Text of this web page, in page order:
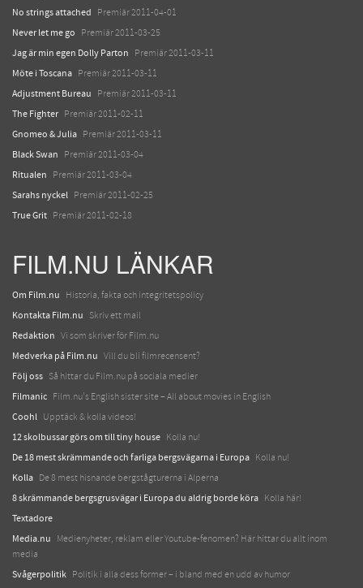
No strings attached Premiär 2011-04-01
Never let me go Premiär 2011-03-25
Jag är min egen Dolly Parton Premiär 2011-03-11
Möte i Toscana Premiär 2011-03-11
Adjustment Bureau Premiär 2011-03-11
The Fighter Premiär 2011-02-11
Gnomeo & Julia Premiär 2011-03-11
Black Swan Premiär 2011-03-04
Ritualen Premiär 2011-03-04
Sarahs nyckel Premiär 2011-02-25
True Grit Premiär 2011-02-18
FILM.NU LÄNKAR
Om Film.nu Historia, fakta och integritetspolicy
Kontakta Film.nu Skriv ett mail
Redaktion Vi som skriver för Film.nu
Medverka på Film.nu Vill du bli filmrecensent?
Följ oss Så hittar du Film.nu på sociala medier
Filmanic Film.nu's English sister site – All about movies in English
Coohl Upptäck & kolla videos!
12 skolbussar görs om till tiny house Kolla nu!
De 18 mest skrämmande och farliga bergsvägarna i Europa Kolla nu!
Kolla De 8 mest hisnande bergstågturerna i Alperna
8 skrämmande bergsgrusvägar i Europa du aldrig borde köra Kolla här!
Textadore
Media.nu
Medienyheter, reklam eller Youtube-fenomen? Här hittar du allt inom
media
Svågerpolitik Politik i alla dess former – i bland med en udd av humor